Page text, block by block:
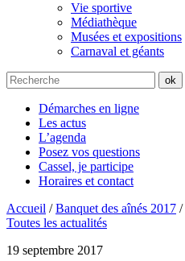
Vie sportive
Médiathèque
Musées et expositions
Carnaval et géants
Démarches en ligne
Les actus
L’agenda
Posez vos questions
Cassel, je participe
Horaires et contact
Accueil /Banquet des aînés 2017 /
Toutes les actualités
19 septembre 2017